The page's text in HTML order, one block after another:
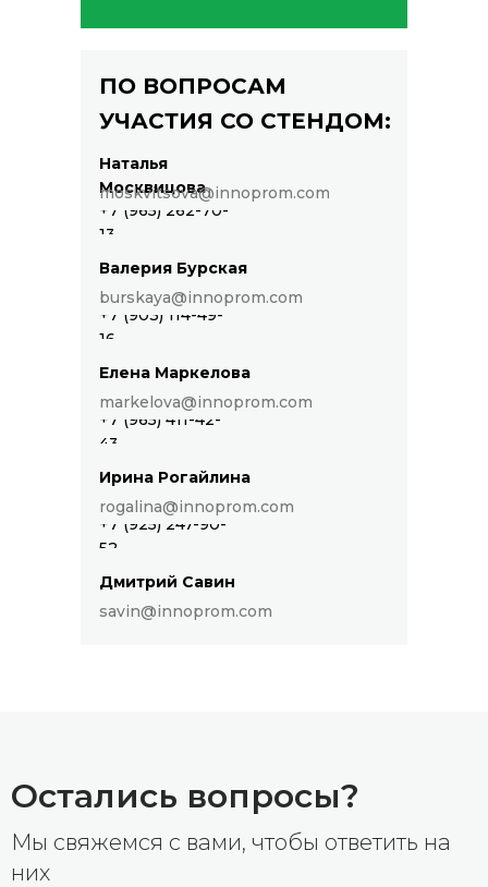
ПО ВОПРОСАМ
УЧАСТИЯ СО СТЕНДОМ:
Наталья
Москвицова
moskvitsova@innoprom.com
+7 (965) 262-70-
13
Валерия Бурская
burskaya@innoprom.com
+7 (903) 114-49-
16
Дмитрий Савин
savin@innoprom.com
+7 (965) 411-42-
43
+7 (925) 247-90-
52
rogalina@innoprom.com
Ирина Рогайлина
markelova@innoprom.com
Елена Маркелова
Остались вопросы?
Мы свяжемся с вами, чтобы ответить на
них